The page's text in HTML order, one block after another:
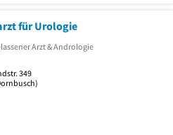
für Urologie
Arzt & Andrologie
349